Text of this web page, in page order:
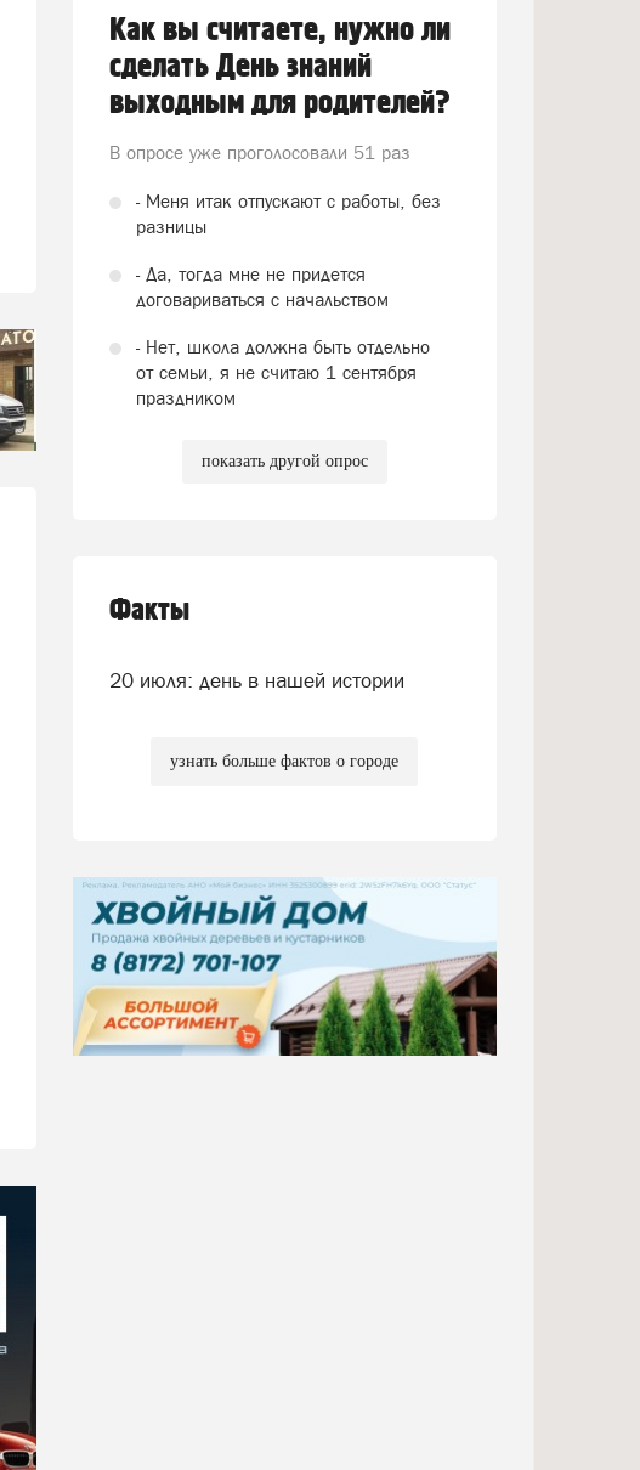
Как вы считаете, нужно ли
сделать День знаний
выходным для родителей?
В опросе уже проголосовали 51 раз
- Меня итак отпускают с работы, без
разницы
- Да, тогда мне не придется
договариваться с начальством
- Нет, школа должна быть отдельно
от семьи, я не считаю 1 сентября
праздником
показать другой опрос
Факты
20 июля: день в нашей истории
узнать больше фактов о городе